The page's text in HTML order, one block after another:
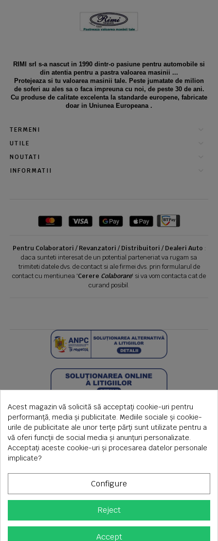
RIMI srl s-a nascut in 1990 dintr-o pasiune pentru automobile si
din atentia pentru a pastra valoarea masinii ...
Protejeaza si tu valoarea masinii tale. Peste jumatate de milion
de soferi au ales sa o faca impreuna cu noi, de peste 30 de ani.
Cu produse de calitate excelenta la standarde europene, fabricate
doar in Uniunea Europeana .
TERMENI
UTILE
NOUTATI
INFORMATII
Pentru Colaboratori / Revanzatori / Distribuitori / Dealeri Auto :
daca sunteti interesat de un potential parteneriat va rugam sa
trimiteti datele dvs. de contact si ale firmei dvs. prin formularul de
contact cu mentiunea 'Cerere Colaborare' si va vom contacta cat de
curand posibil.
Copyright © 2026 S.C. Rimi S.R.L. , Reg.Com: J1992000639351,
CUI: RO1824566
Acest magazin vă solicită să acceptați cookie-uri pentru
performanță, media și publicitate. Mediile sociale și cookie-
urile de publicitate ale unor terțe părți sunt utilizate pentru a
vă oferi funcții de social media și anunțuri personalizate.
Acceptați aceste cookie-uri și procesarea datelor personale
implicate?
Configure
Reject
Accept